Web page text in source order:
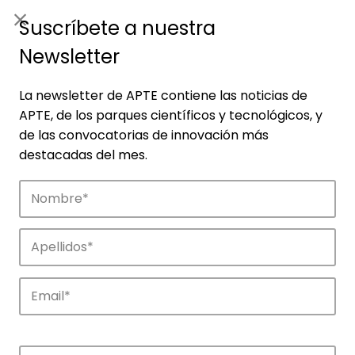
Empresas
Descubre las empresas que impulsan la
innovación en los parques de APTE.
Suscríbete a nuestra
Newsletter
La newsletter de APTE contiene las noticias de
APTE, de los parques científicos y tecnológicos, y
de las convocatorias de innovación más
destacadas del mes.